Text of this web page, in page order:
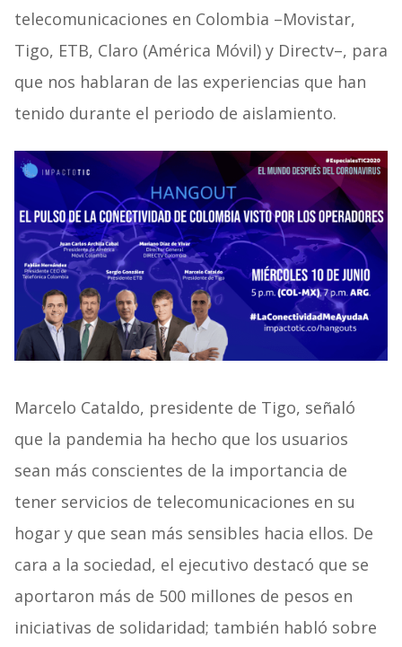
telecomunicaciones en Colombia –Movistar,
Tigo, ETB, Claro (América Móvil) y Directv–, para
que nos hablaran de las experiencias que han
tenido durante el periodo de aislamiento.
Marcelo Cataldo, presidente de Tigo, señaló
que la pandemia ha hecho que los usuarios
sean más conscientes de la importancia de
tener servicios de telecomunicaciones en su
hogar y que sean más sensibles hacia ellos. De
cara a la sociedad, el ejecutivo destacó que se
aportaron más de 500 millones de pesos en
iniciativas de solidaridad; también habló sobre